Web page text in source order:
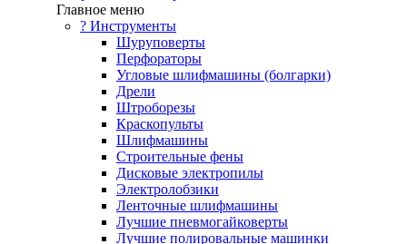
Главное меню
?️ Инструменты
Шуруповерты
Перфораторы
Угловые шлифмашины (болгарки)
Дрели
Штроборезы
Краскопульты
Шлифмашины
Строительные фены
Дисковые электропилы
Электролобзики
Ленточные шлифмашины
Лучшие пневмогайковерты
Лучшие полировальные машинки